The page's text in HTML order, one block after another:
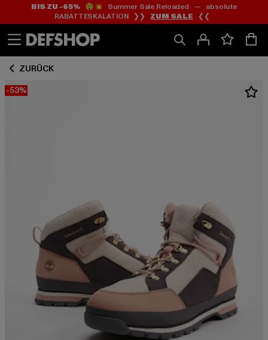
Zum
Inhalt
springen
Zum
Fußzeile
springen
BIS ZU -65%😲💥 Summer Sale Reloaded — absolute
RABATTESKALATION ❯❯ ZUM SALE ❮❮
ZURÜCK
-53%